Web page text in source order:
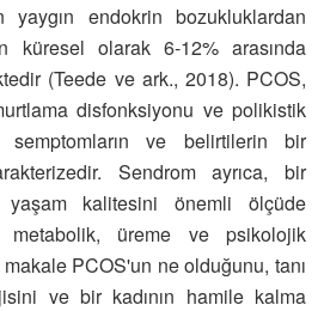
yaygın endokrin bozukluklardan
küresel olarak 6-12% arasında
(Teede ve ark., 2018). PCOS,
disfonksiyonu ve polikistik
ve belirtilerin bir
Sendrom ayrıca, bir
yaşam kalitesini önemli ölçüde
üreme ve psikolojik
PCOS'un ne olduğunu, tanı
ve bir kadının hamile kalma